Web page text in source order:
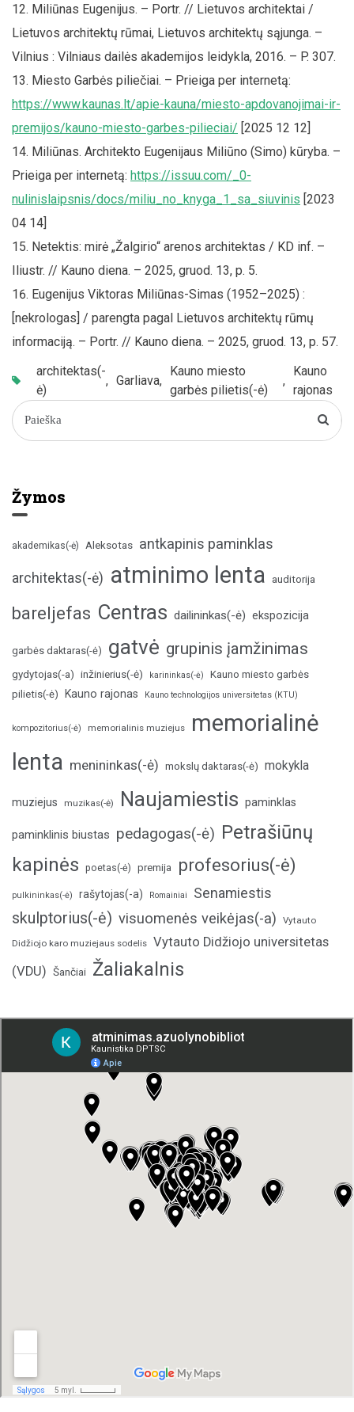
Miliūnas Eugenijus. – Portr. // Lietuvos architektai /
Lietuvos architektų rūmai, Lietuvos architektų sąjunga. –
Vilnius : Vilniaus dailės akademijos leidykla, 2016. – P. 307.
Miesto Garbės piliečiai. – Prieiga per internetą:
https://www.kaunas.lt/apie-kauna/miesto-apdovanojimai-ir-
premijos/kauno-miesto-garbes-pilieciai/ [2025 12 12]
Miliūnas. Architekto Eugenijaus Miliūno (Simo) kūryba. –
Prieiga per internetą: https://issuu.com/_0-
nulinislaipsnis/docs/miliu_no_knyga_1_sa_siuvinis [2023
04 14]
Netektis: mirė „Žalgirio“ arenos architektas / KD inf. –
Iliustr. // Kauno diena. – 2025, gruod. 13, p. 5.
Eugenijus Viktoras Miliūnas-Simas (1952–2025) :
[nekrologas] / parengta pagal Lietuvos architektų rūmų
informaciją. – Portr. // Kauno diena. – 2025, gruod. 13, p. 57.
architektas(-
ė)
, Garliava,
Kauno miesto
garbės pilietis(-ė)
,
Kauno
rajonas
Žymos
akademikas(-ė) Aleksotas antkapinis paminklas
architektas(-ė) atminimo lenta auditorija
bareljefas Centras dailininkas(-ė) ekspozicija
garbės daktaras(-ė) gatvė grupinis įamžinimas
gydytojas(-a) inžinierius(-ė) karininkas(-ė)
Kauno miesto garbės
pilietis(-ė)
Kauno rajonas Kauno technologijos universitetas (KTU)
kompozitorius(-ė) memorialinis muziejus
memorialinė
lenta menininkas(-ė) mokslų daktaras(-ė) mokykla
muziejus muzikas(-ė) Naujamiestis paminklas
paminklinis biustas pedagogas(-ė) Petrašiūnų
kapinės poetas(-ė) premija profesorius(-ė)
pulkininkas(-ė) rašytojas(-a) Romainiai Senamiestis
skulptorius(-ė) visuomenės veikėjas(-a) Vytauto
Didžiojo karo muziejaus sodelis Vytauto Didžiojo universitetas
(VDU) Šančiai Žaliakalnis